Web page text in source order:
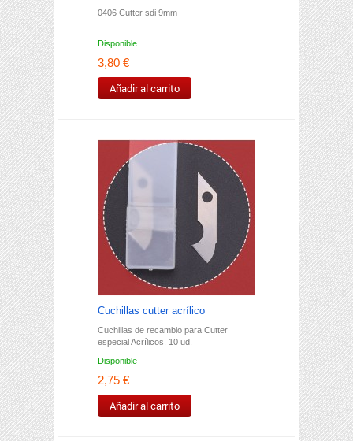
0406 Cutter sdi 9mm
Disponible
3,80 €
Añadir al carrito
Cuchillas cutter acrílico
Cuchillas de recambio para Cutter
especial Acrílicos. 10 ud.
Disponible
2,75 €
Añadir al carrito